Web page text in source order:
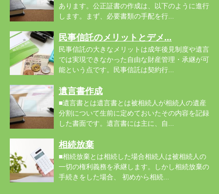
あります。公正証書の作成は、以下のように進行
します。まず、必要書類の手配を行...
民事信託のメリットとデメ...
民事信託の大きなメリットは成年後見制度や遺言
では実現できなかった自由な財産管理・承継が可
能という点です。民事信託は契約行...
遺言書作成
■遺言書とは遺言書とは被相続人が相続人の遺産
分割について生前に定めておいたその内容を記録
した書面です。遺言書には主に、自...
相続放棄
■相続放棄とは相続した場合相続人は被相続人の
一切の権利義務を承継します。しかし相続放棄の
手続きをした場合、 初めから相続...